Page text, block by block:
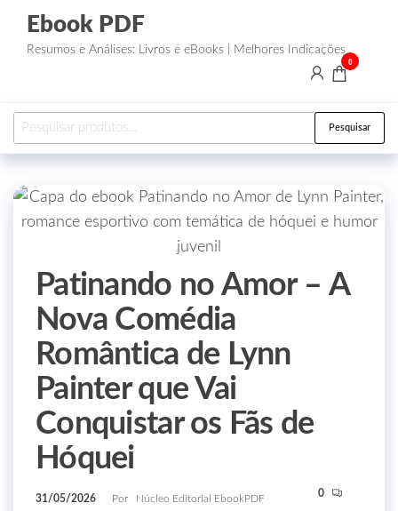
Ebook PDF
Resumos e Análises: Livros e eBooks | Melhores Indicações
0
Pesquisar
Patinando no Amor – A
Nova Comédia
Romântica de Lynn
Painter que Vai
Conquistar os Fãs de
Hóquei
31/05/2026 Por Núcleo Editorial EbookPDF 0